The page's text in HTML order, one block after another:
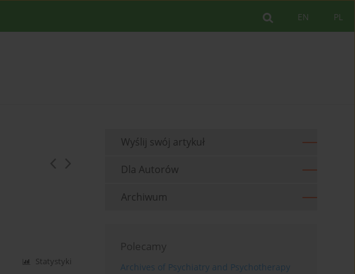
PL
EN
Statystyki
Wyślij swój artykuł
Dla Autorów
Archiwum
Polecamy
Archives of Psychiatry and Psychotherapy